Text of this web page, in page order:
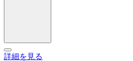
詳細を見る